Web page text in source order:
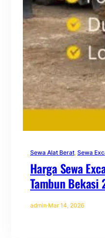
Sewa Alat Berat, Sewa
Harga Sewa
Tambun Bekasi
admin·Mar 14, 2026